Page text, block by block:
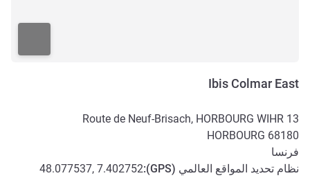
Ibis Colmar East
13 Route de Neuf-Brisach, HORBOURG WIHR
68180
HORBOURG
فرنسا
نظام تحديد المواقع العالمي (GPS
):
48.077537, 7.402752